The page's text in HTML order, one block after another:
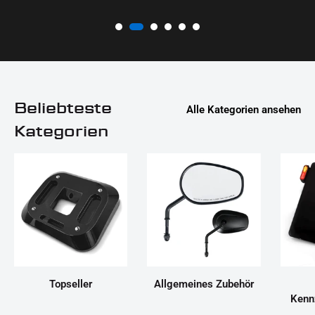
Beliebteste
Kategorien
Alle Kategorien ansehen
Topseller
Allgemeines Zubehör